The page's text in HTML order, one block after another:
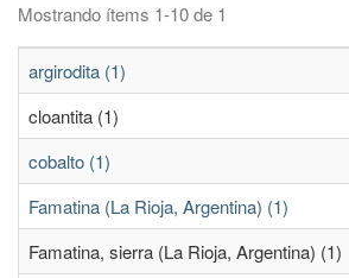
Mostrando ítems 1-10 de 1
argirodita (1)
cloantita (1)
cobalto (1)
Famatina (La Rioja, Argentina) (1)
Famatina, sierra (La Rioja, Argentina) (1)